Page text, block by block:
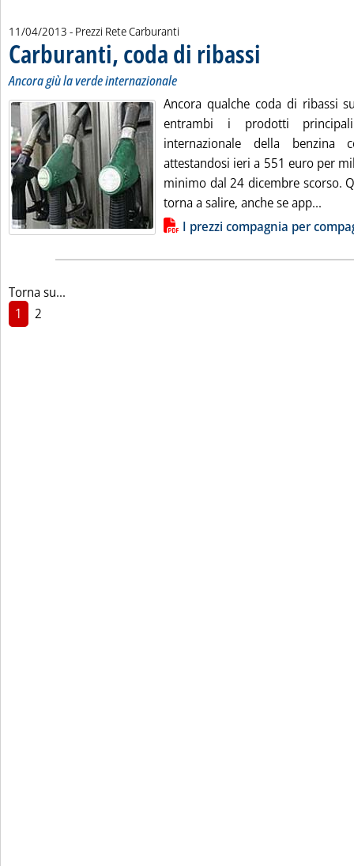
11/04/2013 - Prezzi Rete Carburanti
Carburanti, coda di ribassi
Ancora giù la verde internazionale
Ancora qualche coda di ribassi
entrambi i prodotti
internazionale della benzina
attestandosi ieri a 551 euro per
minimo dal 24 dicembre scorso.
torna a salire, anche se app...
Lista allegati PDF alla notiziaI prezzi compagnia per
Torna su...
1
2